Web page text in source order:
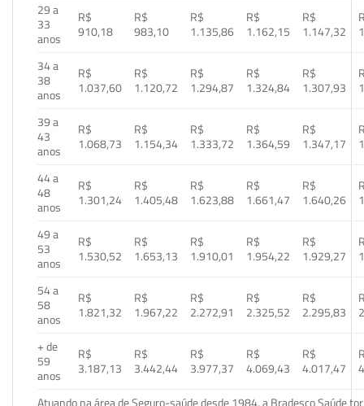
29 a
33
anos
R$
910,18
R$
983,10
R$
1.135,86
R$
1.162,15
R$
1.147,32
34 a
38
anos
R$
1.037,60
R$
1.120,72
R$
1.294,87
R$
1.324,84
R$
1.307,93
39 a
43
anos
R$
1.068,73
R$
1.154,34
R$
1.333,72
R$
1.364,59
R$
1.347,17
44 a
48
anos
R$
1.301,24
R$
1.405,48
R$
1.623,88
R$
1.661,47
R$
1.640,26
49 a
53
anos
R$
1.530,52
R$
1.653,13
R$
1.910,01
R$
1.954,22
R$
1.929,27
54 a
58
anos
R$
1.821,32
R$
1.967,22
R$
2.272,91
R$
2.325,52
R$
2.295,83
+ de
59
anos
R$
3.187,13
R$
3.442,44
R$
3.977,37
R$
4.069,43
R$
4.017,47